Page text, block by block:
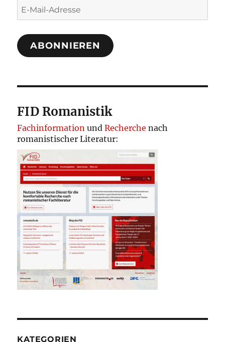
E-
Mail-
Adresse
ABONNIEREN
FID Romanistik
Fachinformation undRecherche nach
romanistischer Literatur:
KATEGORIEN